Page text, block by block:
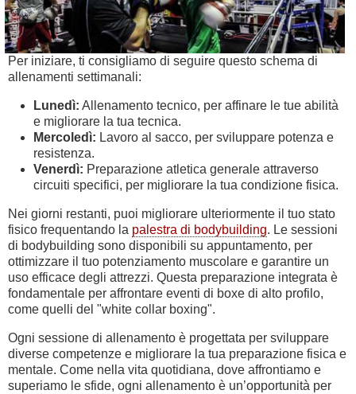
Per iniziare, ti consigliamo di seguire questo schema di
allenamenti settimanali:
Lunedì: Allenamento tecnico, per affinare le tue abilità
e migliorare la tua tecnica.
Mercoledì: Lavoro al sacco, per sviluppare potenza e
resistenza.
Venerdì: Preparazione atletica generale attraverso
circuiti specifici, per migliorare la tua condizione fisica.
Nei giorni restanti, puoi migliorare ulteriormente il tuo stato
fisico frequentando la palestra di bodybuilding. Le sessioni
di bodybuilding sono disponibili su appuntamento, per
ottimizzare il tuo potenziamento muscolare e garantire un
uso efficace degli attrezzi. Questa preparazione integrata è
fondamentale per affrontare eventi di boxe di alto profilo,
come quelli del "white collar boxing".
Ogni sessione di allenamento è progettata per sviluppare
diverse competenze e migliorare la tua preparazione fisica e
mentale. Come nella vita quotidiana, dove affrontiamo e
superiamo le sfide, ogni allenamento è un’opportunità per